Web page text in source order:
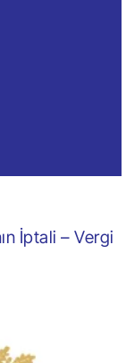
İptali – Vergi